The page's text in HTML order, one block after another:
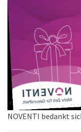
NOVENTI bedankt